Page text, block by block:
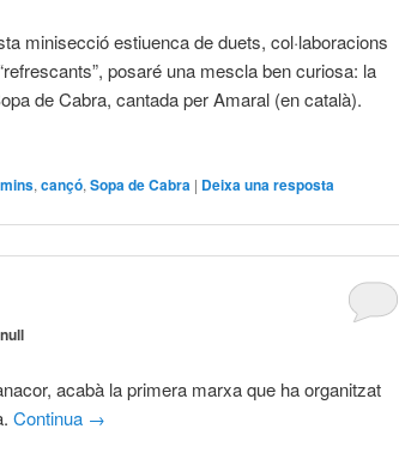
minisecció estiuenca de duets, col·laboracions
posaré una mescla ben curiosa: la
de Cabra, cantada per Amaral (en català).
,cançó,Sopa de Cabra | Deixa una resposta
acabà la primera marxa que ha organitzat
Continua →